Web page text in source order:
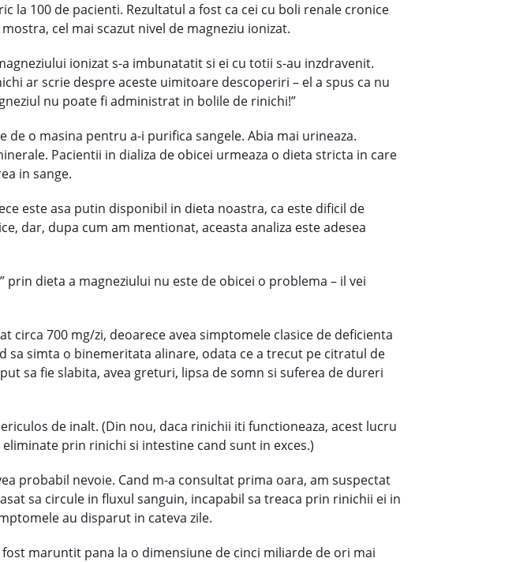
la 100 de pacienti. Rezultatul a fost ca cei cu boli renale cronice
cel mai scazut nivel de magneziu ionizat.
ionizat s-a imbunatatit si ei cu totii s-au inzdravenit.
ar scrie despre aceste uimitoare descoperiri – el a spus ca nu
nu poate fi administrat in bolile de rinichi!”
de o masina pentru a-i purifica sangele. Abia mai urineaza.
Pacientii in dializa de obicei urmeaza o dieta stricta in care
in sange.
este asa putin disponibil in dieta noastra, ca este dificil de
dar, dupa cum am mentionat, aceasta analiza este adesea
dieta a magneziului nu este de obicei o problema – il vei
circa 700 mg/zi, deoarece avea simptomele clasice de deficienta
sa simta o binemeritata alinare, odata ce a trecut pe citratul de
sa fie slabita, avea greturi, lipsa de somn si suferea de dureri
de inalt. (Din nou, daca rinichii iti functioneaza, acest lucru
prin rinichi si intestine cand sunt in exces.)
probabil nevoie. Cand m-a consultat prima oara, am suspectat
sa circule in fluxul sanguin, incapabil sa treaca prin rinichii ei in
au disparut in cateva zile.
maruntit pana la o dimensiune de cinci miliarde de ori mai